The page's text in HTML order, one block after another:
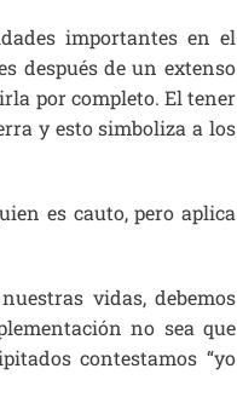
importantes en el
después de un extenso
por completo. El tener
y esto simboliza a los
es cauto, pero aplica
vidas, debemos
no sea que
contestamos “yo